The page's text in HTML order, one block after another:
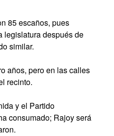
85 escaños, pues
legislatura después de
similar.
años, pero en las calles
recinto.
y el Partido
consumado; Rajoy será